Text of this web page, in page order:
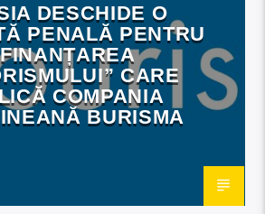
DESCHIDE O
PENALĂ PENTRU
CARE
COMPANIA
BURISMA